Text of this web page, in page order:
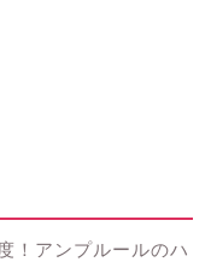
！アンプルールのハ